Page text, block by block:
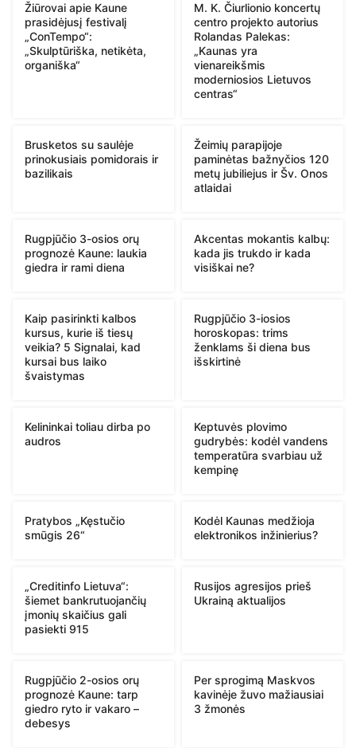
Žiūrovai apie Kaune
prasidėjusį festivalį
„ConTempo“:
„Skulptūriška, netikėta,
organiška“
M. K. Čiurlionio koncertų
centro projekto autorius
Rolandas Palekas:
„Kaunas yra
vienareikšmis
moderniosios Lietuvos
centras“
Brusketos su saulėje
prinokusiais pomidorais ir
bazilikais
Žeimių parapijoje
paminėtas bažnyčios 120
metų jubiliejus ir Šv. Onos
atlaidai
Rugpjūčio 3-osios orų
prognozė Kaune: laukia
giedra ir rami diena
Akcentas mokantis kalbų:
kada jis trukdo ir kada
visiškai ne?
Kaip pasirinkti kalbos
kursus, kurie iš tiesų
veikia? 5 Signalai, kad
kursai bus laiko
švaistymas
Rugpjūčio 3-iosios
horoskopas: trims
ženklams ši diena bus
išskirtinė
Kelininkai toliau dirba po
audros
Keptuvės plovimo
gudrybės: kodėl vandens
temperatūra svarbiau už
kempinę
Pratybos „Kęstučio
smūgis 26“
Kodėl Kaunas medžioja
elektronikos inžinierius?
„Creditinfo Lietuva“:
šiemet bankrutuojančių
įmonių skaičius gali
pasiekti 915
Rusijos agresijos prieš
Ukrainą aktualijos
Rugpjūčio 2-osios orų
prognozė Kaune: tarp
giedro ryto ir vakaro –
debesys
Per sprogimą Maskvos
kavinėje žuvo mažiausiai
3 žmonės